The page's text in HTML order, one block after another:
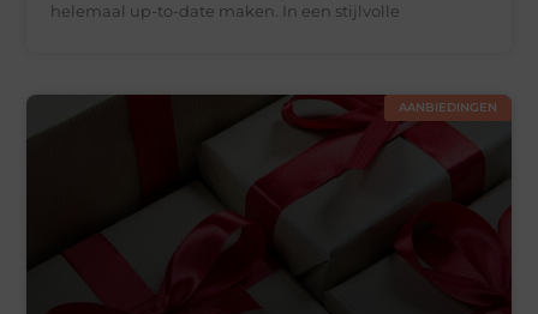
helemaal up-to-date maken. In een stijlvolle
AANBIEDINGEN